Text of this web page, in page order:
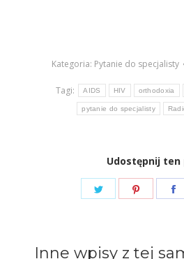
Kategoria: Pytanie do specjalisty
Tagi: AIDS HIV orthodoxia
pytanie do specjalisty
Udostępnij ten
Share
Share
Inne wpisy z tej